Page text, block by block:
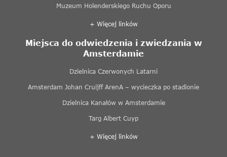
Muzeum Holenderskiego Ruchu Oporu
+ Więcej linków
Miejsca do odwiedzenia i zwiedzania w
Amsterdamie
Dzielnica Czerwonych Latarni
Amsterdam Johan Cruijff ArenA – wycieczka po stadionie
Dzielnica Kanałów w Amsterdamie
Targ Albert Cuyp
+ Więcej linków